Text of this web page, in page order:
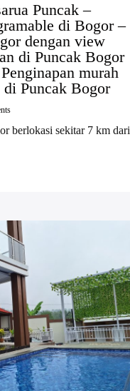
Puncak –
di Bogor –
dengan view
di Puncak Bogor
murah
di Puncak Bogor
berlokasi sekitar 7 km dari